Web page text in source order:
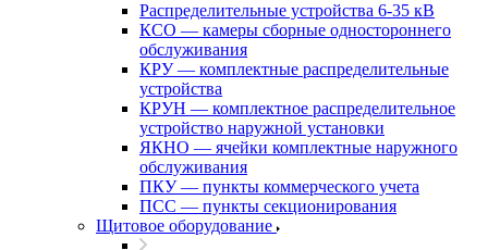
Распределительные устройства 6-35 кВ
КСО — камеры сборные одностороннего
обслуживания
КРУ — комплектные распределительные
устройства
КРУН — комплектное распределительное
устройство наружной установки
ЯКНО — ячейки комплектные наружного
обслуживания
ПКУ — пункты коммерческого учета
ПСС — пункты секционирования
Щитовое оборудование